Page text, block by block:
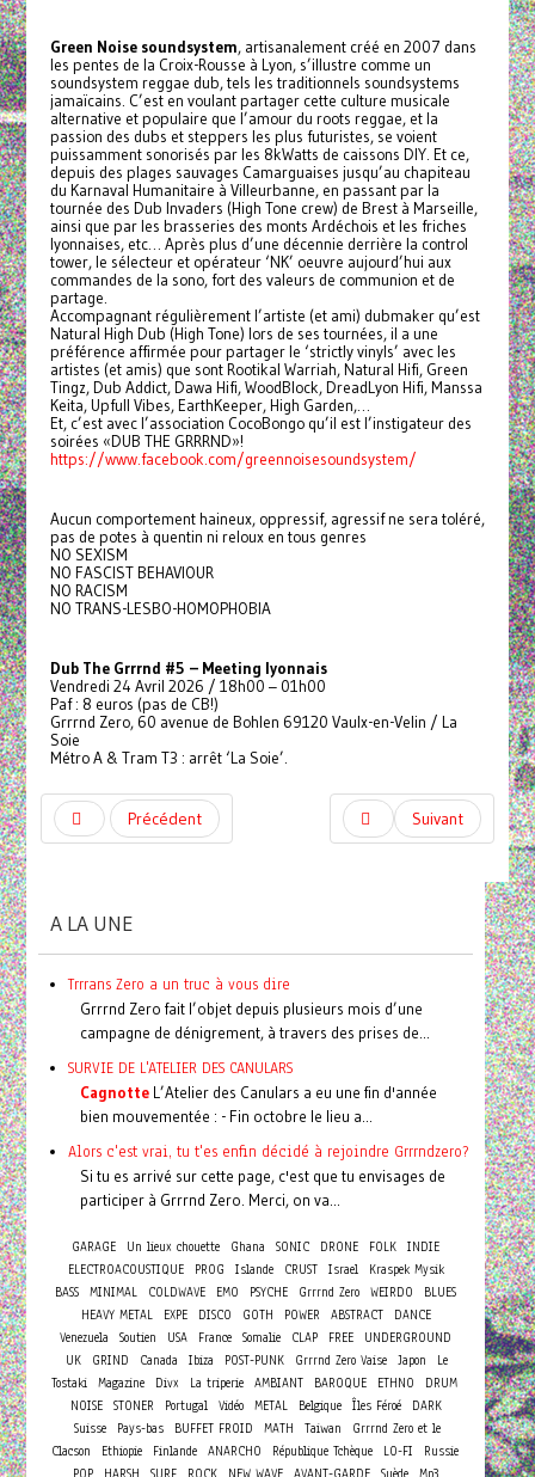
Green Noise soundsystem, artisanalement créé en 2007 dans
les pentes de la Croix-Rousse à Lyon, s’illustre comme un
soundsystem reggae dub, tels les traditionnels soundsystems
jamaïcains. C’est en voulant partager cette culture musicale
alternative et populaire que l’amour du roots reggae, et la
passion des dubs et steppers les plus futuristes, se voient
puissamment sonorisés par les 8kWatts de caissons DIY. Et ce,
depuis des plages sauvages Camarguaises jusqu’au chapiteau
du Karnaval Humanitaire à Villeurbanne, en passant par la
tournée des Dub Invaders (High Tone crew) de Brest à Marseille,
ainsi que par les brasseries des monts Ardéchois et les friches
lyonnaises, etc… Après plus d’une décennie derrière la control
tower, le sélecteur et opérateur ‘NK’ oeuvre aujourd’hui aux
commandes de la sono, fort des valeurs de communion et de
partage.
Accompagnant régulièrement l’artiste (et ami) dubmaker qu’est
Natural High Dub (High Tone) lors de ses tournées, il a une
préférence affirmée pour partager le ‘strictly vinyls’ avec les
artistes (et amis) que sont Rootikal Warriah, Natural Hifi, Green
Tingz, Dub Addict, Dawa Hifi, WoodBlock, DreadLyon Hifi, Manssa
Keita, Upfull Vibes, EarthKeeper, High Garden,…
Et, c’est avec l’association CocoBongo qu’il est l’instigateur des
soirées «DUB THE GRRRND»!
https://www.facebook.com/greennoisesoundsystem/
Aucun comportement haineux, oppressif, agressif ne sera toléré,
pas de potes à quentin ni reloux en tous genres
NO SEXISM
NO FASCIST BEHAVIOUR
NO RACISM
NO TRANS-LESBO-HOMOPHOBIA
Dub The Grrrnd #5 – Meeting lyonnais
Vendredi 24 Avril 2026 / 18h00 – 01h00
Paf : 8 euros (pas de CB!)
Grrrnd Zero, 60 avenue de Bohlen 69120 Vaulx-en-Velin / La
Soie
Métro A & Tram T3 : arrêt ‘La Soie’.
Précédent Suivant
A LA UNE
Trrrans Zero a un truc à vous dire
Grrrnd Zero fait l’objet depuis plusieurs mois d’une
campagne de dénigrement, à travers des prises de...
SURVIE DE L'ATELIER DES CANULARS
CagnotteL’Atelier des Canulars a eu une fin d'année
bien mouvementée : - Fin octobre le lieu a...
Alors c'est vrai, tu t'es enfin décidé à rejoindre Grrrndzero?
Si tu es arrivé sur cette page, c'est que tu envisages de
participer à Grrrnd Zero. Merci, on va...
GARAGE Un lieux chouette Ghana SONIC DRONE FOLK INDIE
ELECTROACOUSTIQUE
PROG Islande CRUST Israel
Kraspek Mysik
BASS MINIMAL COLDWAVE EMO PSYCHE Grrrnd Zero WEIRDO
BLUES
HEAVY METAL
EXPE DISCO GOTH POWER ABSTRACT
DANCE
Venezuela
Soutien USA France Somalie CLAP FREE
UNDERGROUND
UK
GRIND Canada Ibiza POST-PUNK Grrrnd Zero Vaise Japon
Le
Tostaki Magazine Divx La triperie AMBIANT BAROQUE ETHNO
DRUM
NOISE
STONER Portugal Vidéo METAL Belgique Îles Féroé
DARK
Suisse
Pays-bas BUFFET FROID MATH Taiwan
Grrrnd Zero et le
Clacson
Ethiopie Finlande ANARCHO République Tchèque LO-FI
Russie